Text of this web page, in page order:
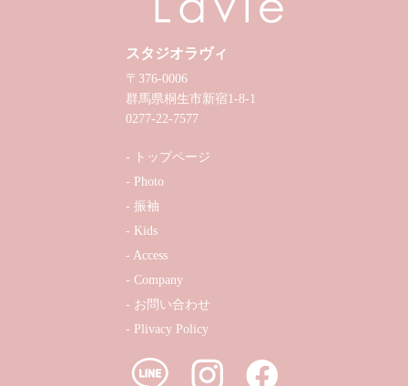
スタジオラヴィ
〒376-0006
群馬県桐生市新宿1-8-1
0277-22-7577
トップページ
Photo
振袖
Kids
Access
Company
お問い合わせ
Plivacy Policy